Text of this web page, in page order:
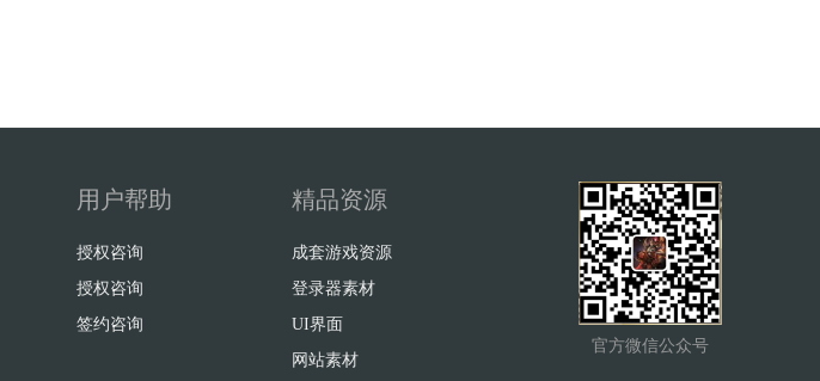
用户帮助
授权咨询
授权咨询
签约咨询
精品资源
成套游戏资源
登录器素材
UI界面
网站素材
官方微信公众号